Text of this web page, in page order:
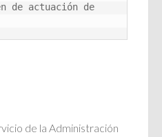
de actuación de
de la Administración